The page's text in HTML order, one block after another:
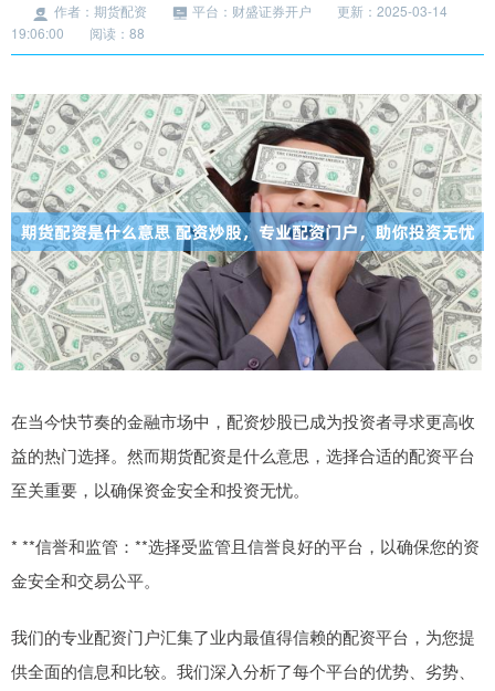
作者：期货配资 平台：财盛证券开户
更新：2025-03-14
19:06:00
阅读：88
在当今快节奏的金融市场中，配资炒股已成为投资者寻求更高收
益的热门选择。然而期货配资是什么意思，选择合适的配资平台
至关重要，以确保资金安全和投资无忧。
* **信誉和监管：**选择受监管且信誉良好的平台，以确保您的资
金安全和交易公平。
我们的专业配资门户汇集了业内最值得信赖的配资平台，为您提
供全面的信息和比较。我们深入分析了每个平台的优势、劣势、